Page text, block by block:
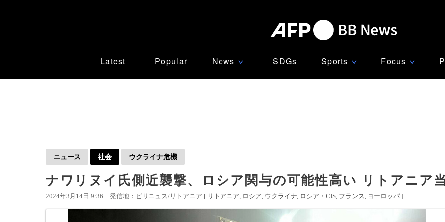
Latest Popular News ∨ SDGs Sports ∨ Focus ∨
ニュース 社会 ウクライナ危機
ナワリヌイ氏側近襲撃、ロシア関与の可能性高い リトアニア
2024年3月14日 9:36 発信地：ビリニュス/リトアニア [ リトアニア ロシア ウクライナ ロシア・CIS フランス ヨーロッパ ]